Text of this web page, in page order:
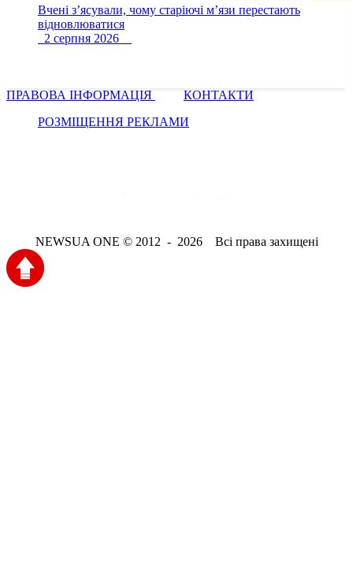
Вчені з’ясували, чому старіючі м’язи перестають
відновлюватися
2 серпня 2026
ПРАВОВА ІНФОРМАЦІЯ
КОНТАКТИ
РОЗМІЩЕННЯ РЕКЛАМИ
NEWSUA ONE © 2012 - 2026 Всі права захищені